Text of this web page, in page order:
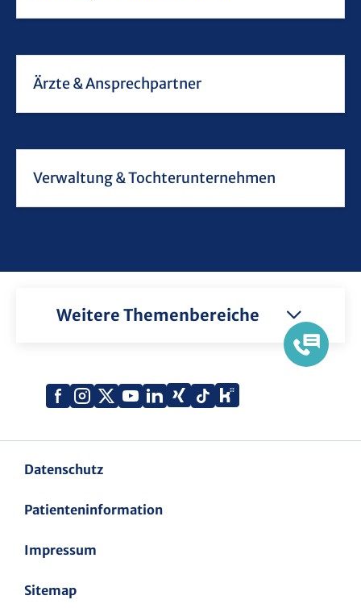
Weitere Themenbereiche
Facebook
Instagram
X
YouTube
LinkedIn
Xing TiktokKununu
Datenschutz
Patienteninformation
Impressum
Sitemap